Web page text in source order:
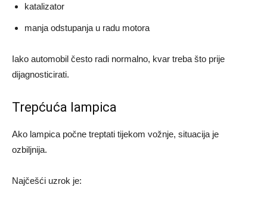
katalizator
manja odstupanja u radu motora
Iako automobil često radi normalno, kvar treba što prije
dijagnosticirati.
Trepćuća lampica
Ako lampica počne treptati tijekom vožnje, situacija je
ozbiljnija.
Najčešći uzrok je: